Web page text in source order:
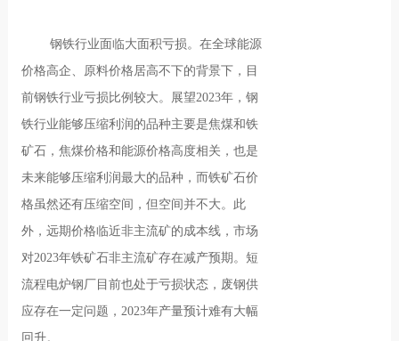
钢铁行业面临大面积亏损。在全球能源
价格高企、原料价格居高不下的背景下，目
前钢铁行业亏损比例较大。展望2023年，钢
铁行业能够压缩利润的品种主要是焦煤和铁
矿石，焦煤价格和能源价格高度相关，也是
未来能够压缩利润最大的品种，而铁矿石价
格虽然还有压缩空间，但空间并不大。此
外，远期价格临近非主流矿的成本线，市场
对2023年铁矿石非主流矿存在减产预期。短
流程电炉钢厂目前也处于亏损状态，废钢供
应存在一定问题，2023年产量预计难有大幅
回升。